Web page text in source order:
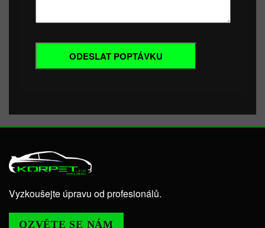
Vyzkoušejte úpravu od profesionálů.
OZVĚTE SE NÁM